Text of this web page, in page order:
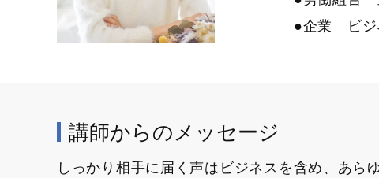
●企業 ビジ
講師からのメッセージ
しっかり相手に届く声はビジネスを含め、あら